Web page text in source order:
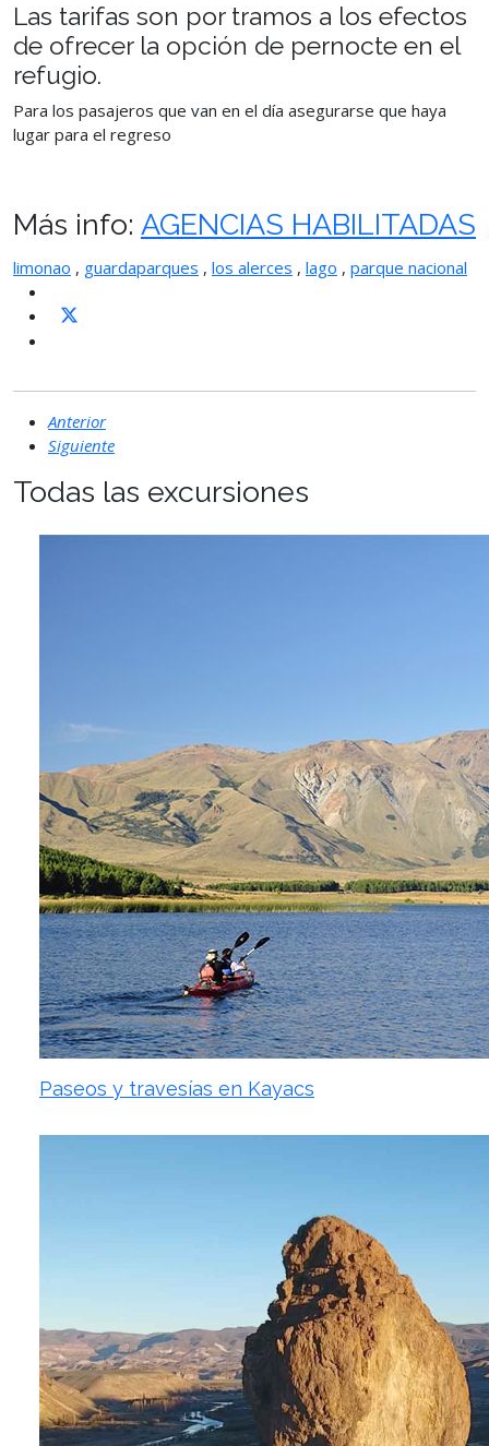
Las tarifas son por tramos a los efectos
de ofrecer la opción de pernocte en el
refugio.
Para los pasajeros que van en el día asegurarse que haya
lugar para el regreso
Más info: AGENCIAS HABILITADAS
limonao , guardaparques , los alerces , lago , parque nacional
Anterior
Siguiente
Todas las excursiones
Paseos y travesías en Kayacs